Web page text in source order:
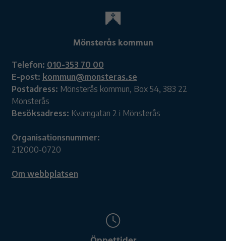
Mönsterås kommun
Telefon: 010-353 70 00
E-post: kommun@monsteras.se
Postadress: Mönsterås kommun, Box 54, 383 22
Mönsterås
Besöksadress: Kvarngatan 2 i Mönsterås
Organisationsnummer:
212000-0720
Om webbplatsen